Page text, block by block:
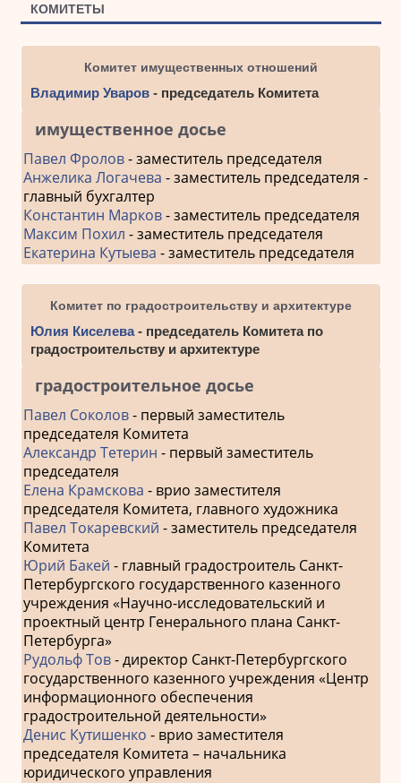
КОМИТЕТЫ
Комитет имущественных отношений
Владимир Уваров- председатель Комитета
имущественное досье
Павел Фролов- заместитель председателя
Анжелика Логачева - заместитель председателя -
главный бухгалтер
Константин Марков- заместитель председателя
Максим Похил - заместитель председателя
Екатерина Кутыева - заместитель председателя
Комитет по градостроительству и архитектуре
Юлия Киселева- председатель Комитета по
градостроительству и архитектуре
градостроительное досье
Павел Соколов- первый заместитель
председателя Комитета
Александр Тетерин - первый заместитель
председателя
Елена Крамскова - врио заместителя
председателя Комитета, главного художника
Павел Токаревский - заместитель председателя
Комитета
Юрий Бакей - главный градостроитель Санкт-
Петербургского государственного казенного
учреждения «Научно-исследовательский и
проектный центр Генерального плана Санкт-
Петербурга»
Рудольф Тов- директор Санкт-Петербургского
государственного казенного учреждения «Центр
информационного обеспечения
градостроительной деятельности»
Денис Кутишенко - врио заместителя
председателя Комитета – начальника
юридического управления